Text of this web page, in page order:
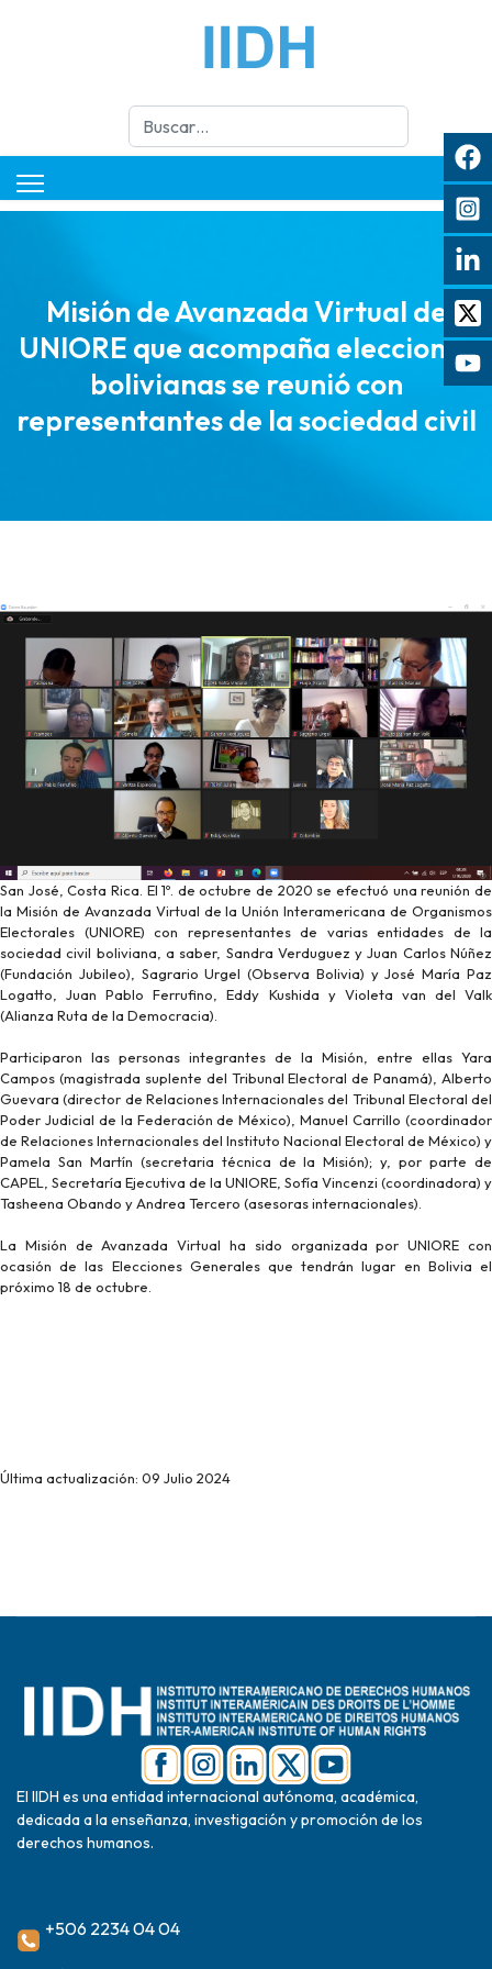
Buscar
Misión de Avanzada Virtual de
UNIORE que acompaña elecciones
bolivianas se reunió con
representantes de la sociedad civil
San José, Costa Rica. El 1º. de octubre de 2020 se efectuó una reunión de
la Misión de Avanzada Virtual de la Unión Interamericana de Organismos
Electorales (UNIORE) con representantes de varias entidades de la
sociedad civil boliviana, a saber, Sandra Verduguez y Juan Carlos Núñez
(Fundación Jubileo), Sagrario Urgel (Observa Bolivia) y José María Paz
Logatto, Juan Pablo Ferrufino, Eddy Kushida y Violeta van del Valk
(Alianza Ruta de la Democracia).
Participaron las personas integrantes de la Misión, entre ellas Yara
Campos (magistrada suplente del Tribunal Electoral de Panamá), Alberto
Guevara (director de Relaciones Internacionales del Tribunal Electoral del
Poder Judicial de la Federación de México), Manuel Carrillo (coordinador
de Relaciones Internacionales del Instituto Nacional Electoral de México) y
Pamela San Martín (secretaria técnica de la Misión); y, por parte de
CAPEL, Secretaría Ejecutiva de la UNIORE, Sofía Vincenzi (coordinadora) y
Tasheena Obando y Andrea Tercero (asesoras internacionales).
La Misión de Avanzada Virtual ha sido organizada por UNIORE con
ocasión de las Elecciones Generales que tendrán lugar en Bolivia el
próximo 18 de octubre.
Última actualización: 09 Julio 2024
El IIDH es una entidad internacional autónoma, académica,
dedicada a la enseñanza, investigación y promoción de los
derechos humanos.
+506 2234 04 04